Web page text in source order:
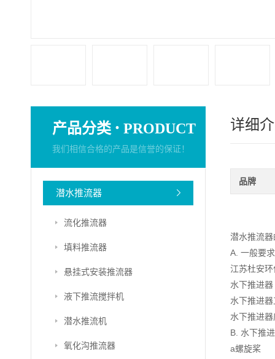
产品分类 · PRODUCT
我们相信合格的产品是信誉的保证！
潜水推流器
流化推流器
填料推流器
悬挂式安装推流器
液下推流搅拌机
潜水推流机
氧化沟推流器
详细
品牌
潜水推流
A. 一般要求
江苏杜安
水下推进
水下推进
水下推进
B. 水下推
a螺旋桨